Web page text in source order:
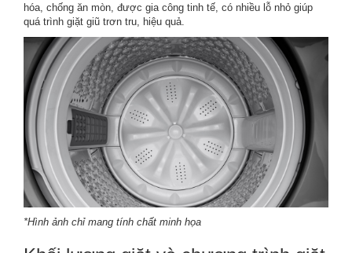
hóa, chống ăn mòn, được gia công tinh tế, có nhiều lỗ nhỏ giúp
quá trình giặt giũ trơn tru, hiệu quả.
*Hình ảnh chỉ mang tính chất minh họa